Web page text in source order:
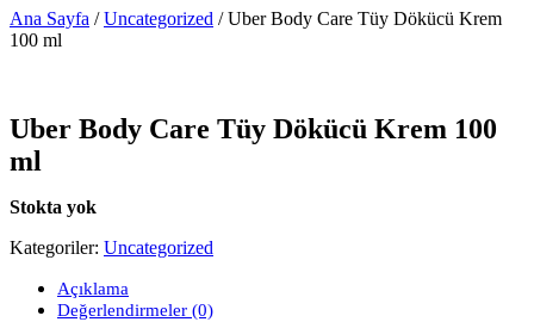
Ana Sayfa /Uncategorized / Uber Body Care Tüy Dökücü Krem
100 ml
Uber Body Care Tüy Dökücü Krem 100
ml
Stokta yok
Kategoriler: Uncategorized
Açıklama
Değerlendirmeler (0)